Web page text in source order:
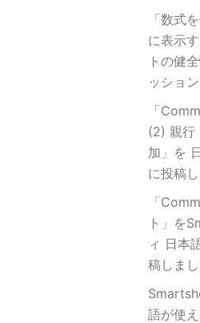
「数式
に表示
トの健
ッショ
「
(2) 親行
加」を
に投稿
「
ト」を
ィ 日本
稿しま
語が使